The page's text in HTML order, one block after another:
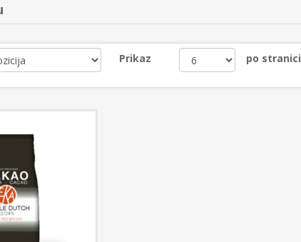
Prikaz po stranici